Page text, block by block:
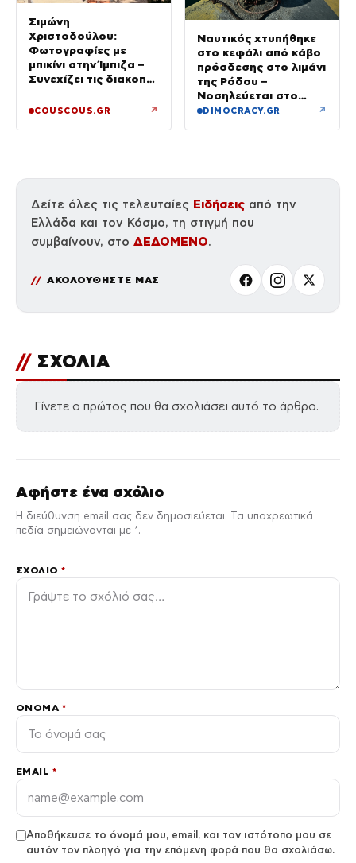
Σιμώνη
Χριστοδούλου:
Φωτογραφίες με
μπικίνι στην Ίμπιζα –
Συνεχίζει τις διακοπές
της, Αντρέα Γεωργίου
COUSCOUS.GR ↗
Ναυτικός χτυπήθηκε
στο κεφάλι από κάβο
πρόσδεσης στο λιμάνι
της Ρόδου –
Νοσηλεύεται στο
νοσοκομείο
DIMOCRACY.GR ↗
Δείτε όλες τις τελευταίες Ειδήσεις από την
Ελλάδα και τον Κόσμο, τη στιγμή που
συμβαίνουν, στο ΔΕΔΟΜΕΝΟ.
ΑΚΟΛΟΥΘΗΣΤΕ ΜΑΣ
// ΣΧΟΛΙΑ
Γίνετε ο πρώτος που θα σχολιάσει αυτό το άρθρο.
Αφήστε ένα σχόλιο
Η διεύθυνση email σας δεν δημοσιεύεται. Τα υποχρεωτικά
πεδία σημειώνονται με *.
ΣΧΌΛΙΟ*
ΌΝΟΜΑ *
EMAIL *
Αποθήκευσε το όνομά μου, email, και τον ιστότοπο μου σε
αυτόν τον πλοηγό για την επόμενη φορά που θα σχολιάσω.